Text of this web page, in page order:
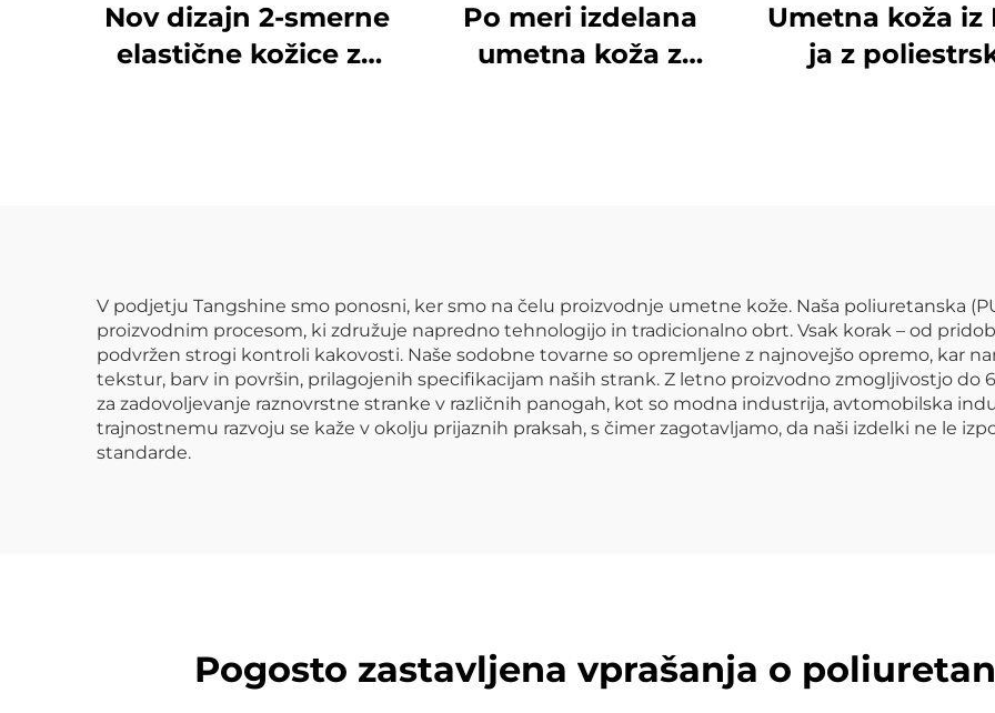
Nov dizajn 2-smerne
elastične kožice za
Po meri izdelana
umetna koža z
Umetna koža iz
ja z
V podjetju Tangshine smo ponosni, ker smo na čelu proizvodnje umetne kože. Naša poliuretanska
proizvodnim procesom, ki združuje napredno tehnologijo in tradicionalno obrt. Vsak korak – od
podvržen strogi kontroli kakovosti. Naše sodobne tovarne so opremljene z najnovejšo opremo, kar
tekstur, barv in površin, prilagojenih specifikacijam naših strank. Z letno proizvodno zmogljivostjo
za zadovoljevanje raznovrstne stranke v različnih panogah, kot so modna industrija, avtomobilska
trajnostnemu razvoju se kaže v okolju prijaznih praksah, s čimer zagotavljamo, da naši izdelki ne le
standarde.
Pogosto zastavljena vprašanja o